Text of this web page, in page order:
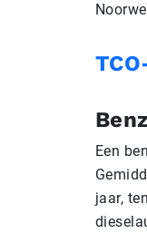
Een
jaar,